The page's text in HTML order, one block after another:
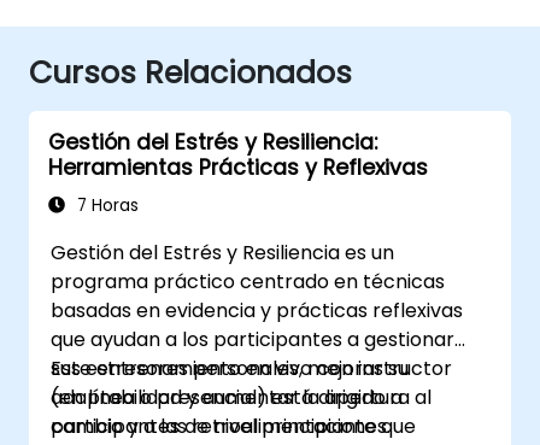
Cursos Relacionados
Gestión del Estrés y Resiliencia:
Herramientas Prácticas y Reflexivas
7 Horas
Gestión del Estrés y Resiliencia es un
programa práctico centrado en técnicas
basadas en evidencia y prácticas reflexivas
que ayudan a los participantes a gestionar
sus estresores personales, mejorar su
adaptabilidad y aumentar la apertura al
cambio y a las retroalimentaciones.
Este entrenamiento en vivo con instructor
(en línea o presencial) está dirigido a
participantes de nivel principiante que